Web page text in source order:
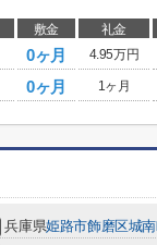
敷金 礼金
0ヶ月 4.95万円
0ヶ月 1ヶ月
兵庫県姫路市飾磨区城